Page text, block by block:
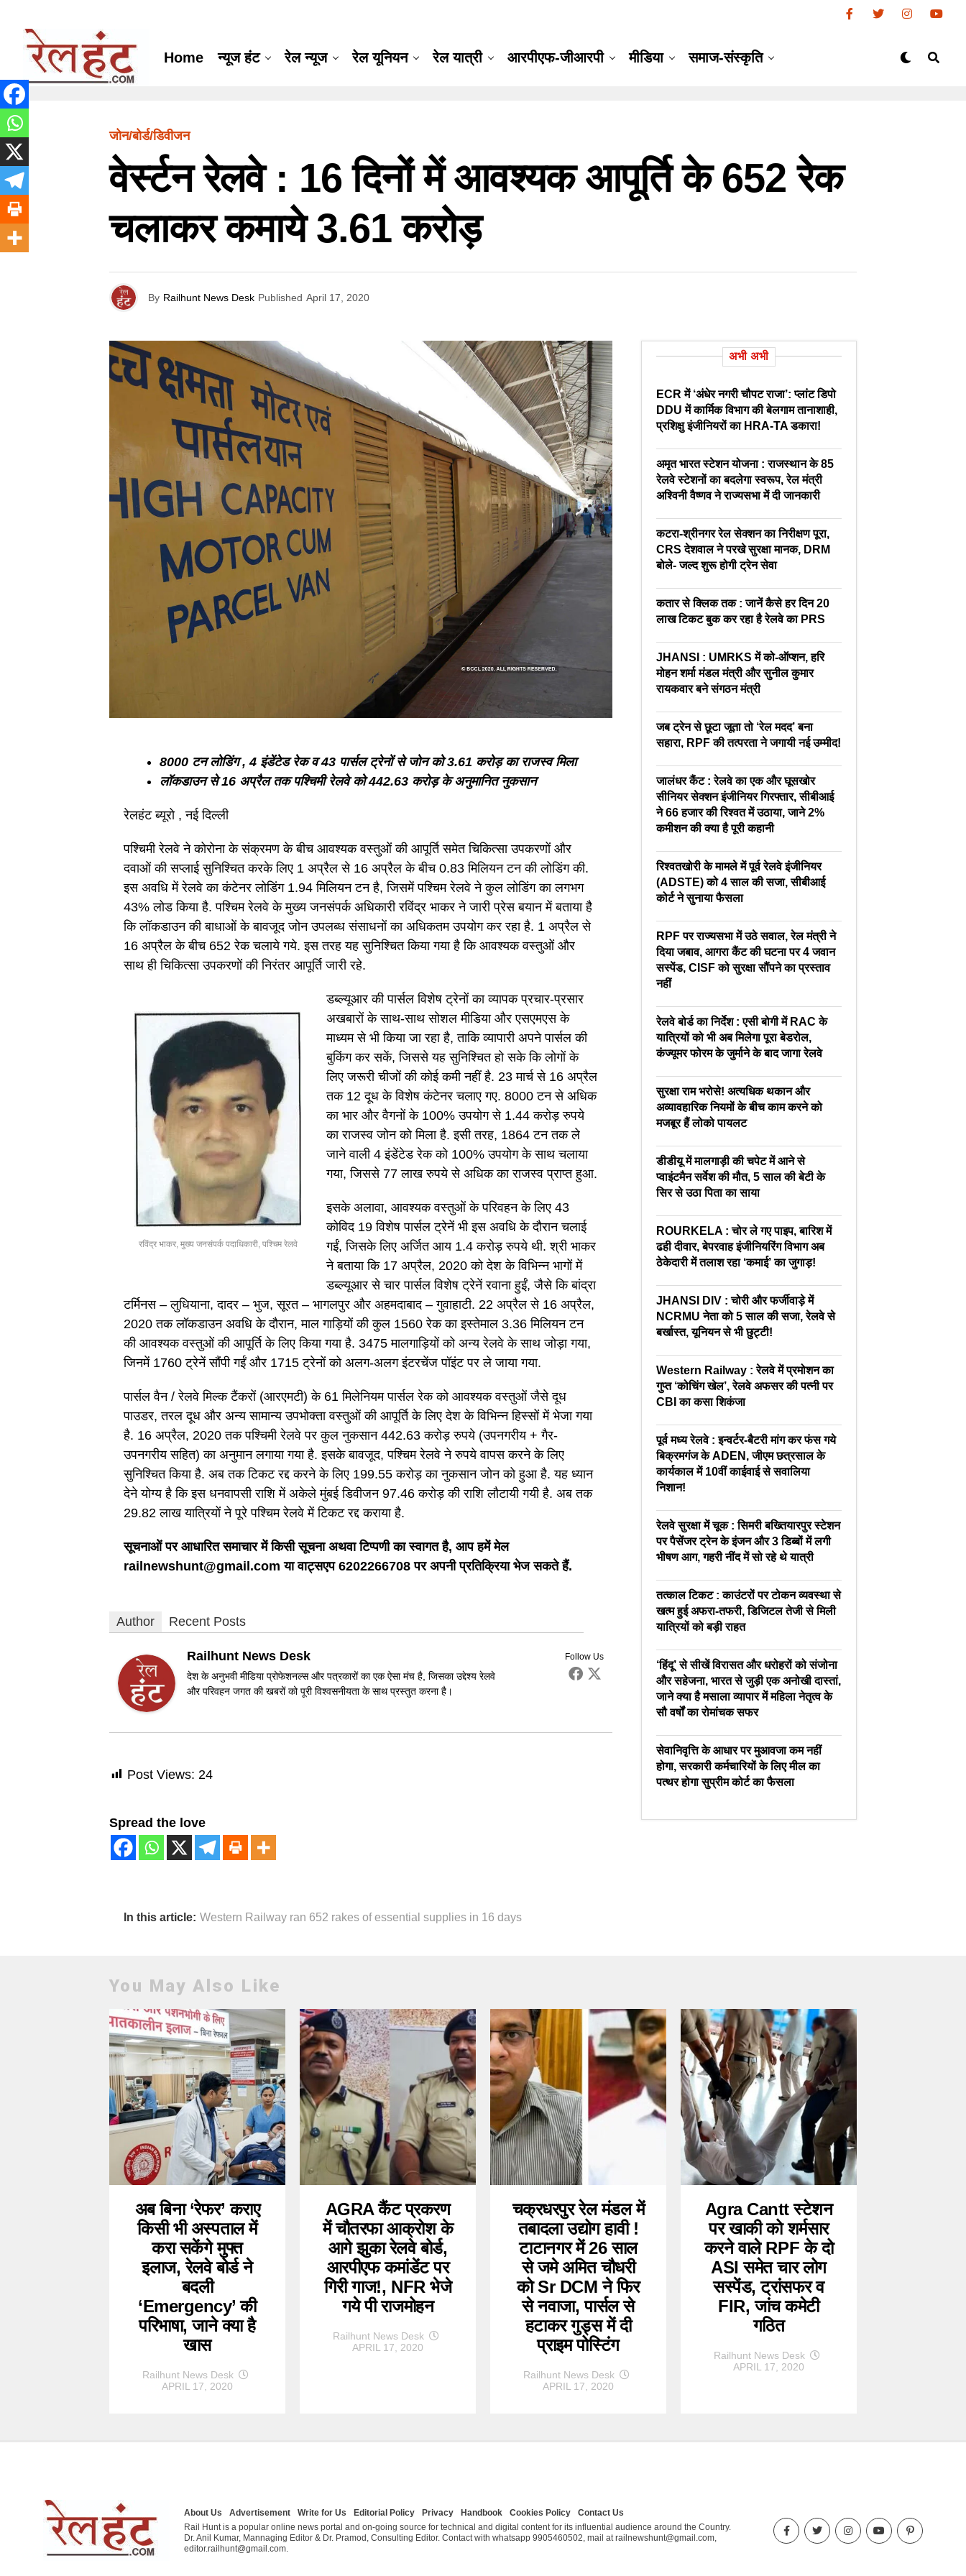
Home न्यूज हंट रेल न्यूज रेल यूनियन रेल यात्री आरपीएफ-जीआरपी मीडिया समाज-संस्कृति
जोन/बोर्ड/डिवीजन
वेर्स्टन रेलवे : 16 दिनों में आवश्यक आपूर्ति के 652 रेक
चलाकर कमाये 3.61 करोड़
By Railhunt News Desk Published April 17, 2020
8000 टन लोडिंग , 4 इंडेंटेड रेक व 43 पार्सल ट्रेनों से जोन को 3.61 करोड़ का राजस्व मिला
लॉकडाउन से 16 अप्रैल तक पश्चिमी रेलवे को 442.63 करोड़ के अनुमानित नुकसान
रेलहंट ब्यूरो , नई दिल्ली
पश्चिमी रेलवे ने कोरोना के संक्रमण के बीच आवश्यक वस्तुओं की आपूर्ति समेत चिकित्सा उपकरणों और
दवाओं की सप्लाई सुनिश्चित करके लिए 1 अप्रैल से 16 अप्रैल के बीच 0.83 मिलियन टन की लोडिंग की.
इस अवधि में रेलवे का कंटेनर लोडिंग 1.94 मिलियन टन है, जिसमें पश्चिम रेलवे ने कुल लोडिंग का लगभग
43% लोड किया है. पश्चिम रेलवे के मुख्य जनसंपर्क अधिकारी रविंद्र भाकर ने जारी प्रेस बयान में बताया है
कि लॉकडाउन की बाधाओं के बावजूद जोन उपलब्ध संसाधनों का अधिकतम उपयोग कर रहा है. 1 अप्रैल से
16 अप्रैल के बीच 652 रेक चलाये गये. इस तरह यह सुनिश्चित किया गया है कि आवश्यक वस्तुओं और
साथ ही चिकित्सा उपकरणों की निरंतर आपूर्ति जारी रहे.
रविंद्र भाकर, मुख्य जनसंपर्क पदाधिकारी, पश्चिम रेलवे
डब्ल्यूआर की पार्सल विशेष ट्रेनों का व्यापक प्रचार-प्रसार
अखबारों के साथ-साथ सोशल मीडिया और एसएमएस के
माध्यम से भी किया जा रहा है, ताकि व्यापारी अपने पार्सल की
बुकिंग कर सकें, जिससे यह सुनिश्चित हो सके कि लोगों के
लिए जरूरी चीजों की कोई कमी नहीं है. 23 मार्च से 16 अप्रैल
तक 12 दूध के विशेष कंटेनर चलाए गए. 8000 टन से अधिक
का भार और वैगनों के 100% उपयोग से 1.44 करोड़ रुपये
का राजस्व जोन को मिला है. इसी तरह, 1864 टन तक ले
जाने वाली 4 इंडेंटेड रेक को 100% उपयोग के साथ चलाया
गया, जिससे 77 लाख रुपये से अधिक का राजस्व प्राप्त हुआ.
इसके अलावा, आवश्यक वस्तुओं के परिवहन के लिए 43
कोविद 19 विशेष पार्सल ट्रेनें भी इस अवधि के दौरान चलाई
गईं, जिसके लिए अर्जित आय 1.4 करोड़ रुपये थी. श्री भाकर
ने बताया कि 17 अप्रैल, 2020 को देश के विभिन्न भागों में
डब्ल्यूआर से चार पार्सल विशेष ट्रेनें रवाना हुईं, जैसे कि बांद्रा
टर्मिनस – लुधियाना, दादर – भुज, सूरत – भागलपुर और अहमदाबाद – गुवाहाटी. 22 अप्रैल से 16 अप्रैल,
2020 तक लॉकडाउन अवधि के दौरान, माल गाड़ियों की कुल 1560 रेक का इस्तेमाल 3.36 मिलियन टन
की आवश्यक वस्तुओं की आपूर्ति के लिए किया गया है. 3475 मालगाड़ियों को अन्य रेलवे के साथ जोड़ा गया,
जिनमें 1760 ट्रेनें सौंपी गईं और 1715 ट्रेनों को अलग-अलग इंटरचेंज पॉइंट पर ले जाया गया.
पार्सल वैन / रेलवे मिल्क टैंकरों (आरएमटी) के 61 मिलेनियम पार्सल रेक को आवश्यक वस्तुओं जैसे दूध
पाउडर, तरल दूध और अन्य सामान्य उपभोक्ता वस्तुओं की आपूर्ति के लिए देश के विभिन्न हिस्सों में भेजा गया
है. 16 अप्रैल, 2020 तक पश्चिमी रेलवे पर कुल नुकसान 442.63 करोड़ रुपये (उपनगरीय + गैर-
उपनगरीय सहित) का अनुमान लगाया गया है. इसके बावजूद, पश्चिम रेलवे ने रुपये वापस करने के लिए
सुनिश्चित किया है. अब तक टिकट रद्द करने के लिए 199.55 करोड़ का नुकसान जोन को हुआ है. यह ध्यान
देने योग्य है कि इस धनवापसी राशि में अकेले मुंबई डिवीजन 97.46 करोड़ की राशि लौटायी गयी है. अब तक
29.82 लाख यात्रियों ने पूरे पश्चिम रेलवे में टिकट रद्द कराया है.
सूचनाओं पर आधारित समाचार में किसी सूचना अथवा टिप्पणी का स्वागत है, आप हमें मेल
railnewshunt@gmail.com या वाट्सएप 6202266708 पर अपनी प्रतिक्रिया भेज सकते हैं.
Author Recent Posts
Follow Us
Railhunt News Desk
देश के अनुभवी मीडिया प्रोफेशनल्स और पत्रकारों का एक ऐसा मंच है, जिसका उद्देश्य रेलवे
और परिवहन जगत की खबरों को पूरी विश्वसनीयता के साथ प्रस्तुत करना है।
Post Views: 24
Spread the love
In this article: Western Railway ran 652 rakes of essential supplies in 16 days
अभी अभी
ECR में ‘अंधेर नगरी चौपट राजा’: प्लांट डिपो
DDU में कार्मिक विभाग की बेलगाम तानाशाही,
प्रशिक्षु इंजीनियरों का HRA-TA डकारा!
अमृत भारत स्टेशन योजना : राजस्थान के 85
रेलवे स्टेशनों का बदलेगा स्वरूप, रेल मंत्री
अश्विनी वैष्णव ने राज्यसभा में दी जानकारी
कटरा-श्रीनगर रेल सेक्शन का निरीक्षण पूरा,
CRS देशवाल ने परखे सुरक्षा मानक, DRM
बोले- जल्द शुरू होगी ट्रेन सेवा
कतार से क्लिक तक : जानें कैसे हर दिन 20
लाख टिकट बुक कर रहा है रेलवे का PRS
JHANSI : UMRKS में को-ऑप्शन, हरि
मोहन शर्मा मंडल मंत्री और सुनील कुमार
रायकवार बने संगठन मंत्री
जब ट्रेन से छूटा जूता तो ‘रेल मदद’ बना
सहारा, RPF की तत्परता ने जगायी नई उम्मीद!
जालंधर कैंट : रेलवे का एक और घूसखोर
सीनियर सेक्शन इंजीनियर गिरफ्तार, सीबीआई
ने 66 हजार की रिश्वत में उठाया, जाने 2%
कमीशन की क्या है पूरी कहानी
रिश्वतखोरी के मामले में पूर्व रेलवे इंजीनियर
(ADSTE) को 4 साल की सजा, सीबीआई
कोर्ट ने सुनाया फैसला
RPF पर राज्यसभा में उठे सवाल, रेल मंत्री ने
दिया जबाव, आगरा कैंट की घटना पर 4 जवान
सस्पेंड, CISF को सुरक्षा सौंपने का प्रस्ताव
नहीं
रेलवे बोर्ड का निर्देश : एसी बोगी में RAC के
यात्रियों को भी अब मिलेगा पूरा बेडरोल,
कंज्यूमर फोरम के जुर्माने के बाद जागा रेलवे
सुरक्षा राम भरोसे! अत्यधिक थकान और
अव्यावहारिक नियमों के बीच काम करने को
मजबूर हैं लोको पायलट
डीडीयू में मालगाड़ी की चपेट में आने से
प्वाइंटमैन सर्वेश की मौत, 5 साल की बेटी के
सिर से उठा पिता का साया
ROURKELA : चोर ले गए पाइप, बारिश में
ढही दीवार, बेपरवाह इंजीनियरिंग विभाग अब
ठेकेदारी में तलाश रहा ‘कमाई’ का जुगाड़!
JHANSI DIV : चोरी और फर्जीवाड़े में
NCRMU नेता को 5 साल की सजा, रेलवे से
बर्खास्त, यूनियन से भी छुट्टी!
Western Railway : रेलवे में प्रमोशन का
गुप्त ‘कोचिंग खेल’, रेलवे अफसर की पत्नी पर
CBI का कसा शिकंजा
पूर्व मध्य रेलवे : इन्वर्टर-बैटरी मांग कर फंस गये
बिक्रमगंज के ADEN, जीएम छत्रसाल के
कार्यकाल में 10वीं काईवाई से सवालिया
निशान!
रेलवे सुरक्षा में चूक : सिमरी बख्तियारपुर स्टेशन
पर पैसेंजर ट्रेन के इंजन और 3 डिब्बों में लगी
भीषण आग, गहरी नींद में सो रहे थे यात्री
तत्काल टिकट : काउंटरों पर टोकन व्यवस्था से
खत्म हुई अफरा-तफरी, डिजिटल तेजी से मिली
यात्रियों को बड़ी राहत
‘हिंदू’ से सीखें विरासत और धरोहरों को संजोना
और सहेजना, भारत से जुड़ी एक अनोखी दास्तां,
जाने क्या है मसाला व्यापार में महिला नेतृत्व के
सौ वर्षों का रोमांचक सफर
सेवानिवृत्ति के आधार पर मुआवजा कम नहीं
होगा, सरकारी कर्मचारियों के लिए मील का
पत्थर होगा सुप्रीम कोर्ट का फैसला
You May Also Like
अब बिना ‘रेफर’ कराए
किसी भी अस्पताल में
करा सकेंगे मुफ्त
इलाज, रेलवे बोर्ड ने
बदली
‘Emergency’ की
परिभाषा, जाने क्या है
खास
Railhunt News Desk
APRIL 17, 2020
AGRA कैंट प्रकरण
में चौतरफा आक्रोश के
आगे झुका रेलवे बोर्ड,
आरपीएफ कमांडेंट पर
गिरी गाज!, NFR भेजे
गये पी राजमोहन
Railhunt News Desk
APRIL 17, 2020
चक्रधरपुर रेल मंडल में
तबादला उद्योग हावी !
टाटानगर में 26 साल
से जमे अमित चौधरी
को Sr DCM ने फिर
से नवाजा, पार्सल से
हटाकर गुड्स में दी
प्राइम पोस्टिंग
Railhunt News Desk
APRIL 17, 2020
Agra Cantt स्टेशन
पर खाकी को शर्मसार
करने वाले RPF के दो
ASI समेत चार लोग
सस्पेंड, ट्रांसफर व
FIR, जांच कमेटी
गठित
Railhunt News Desk
APRIL 17, 2020
About Us Advertisement Write for Us Editorial Policy Privacy Handbook Cookies Policy
Contact Us
Rail Hunt is a popular online news portal and on-going source for technical and digital content for its influential audience around the Country.
Dr. Anil Kumar, Mannaging Editor & Dr. Pramod, Consulting Editor. Contact with whatsapp 9905460502, mail at railnewshunt@gmail.com,
editor.railhunt@gmail.com.